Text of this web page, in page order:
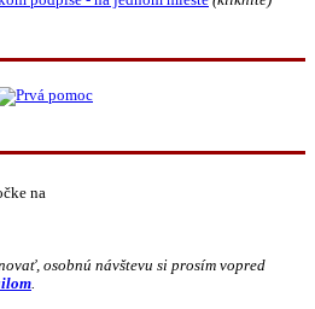
na
osobnú návštevu si prosím vopred
.